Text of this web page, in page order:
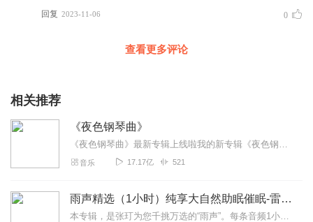
回复 2023-11-06 0
查看更多评论
相关推荐
《夜色钢琴曲》
《夜色钢琴曲》最新专辑上线啦我的新专辑《夜色钢琴曲最新专辑》（点击跳转）已经上线，新专辑是《夜色钢琴曲》的升级版，我精选了诸多经典原创作品与大家分享，愿未来...
音乐 17.17亿 521
雨声精选（1小时）纯享大自然助眠催眠-雷雨声，下雨
本专辑，是张玎为您千挑万选的“雨声”。每条音频1小时，中间没有打扰。有轻柔细雨、淅淅沥沥；雨滴入水，滴答作响；隐隐雷声，隆隆为伴；流水潺潺，映入耳畔。这里没有音...